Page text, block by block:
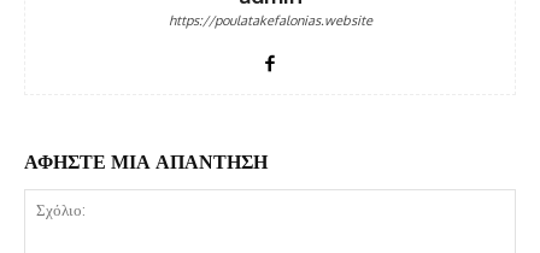
https://poulatakefalonias.website
ΑΦΗΣΤΕ ΜΙΑ ΑΠΑΝΤΗΣΗ